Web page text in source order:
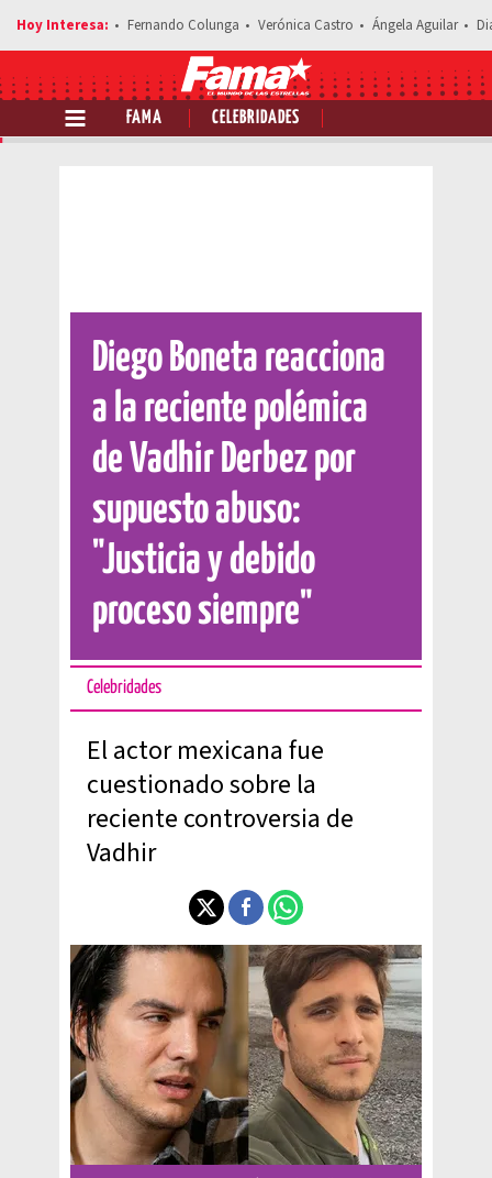
Fernando Colunga Verónica Castro Ángela Aguilar
FAMA CELEBRIDADES
Comparte esta noticia
Diego Boneta reacciona
a la reciente polémica
de Vadhir Derbez por
supuesto abuso:
"Justicia y debido
proceso siempre"
Celebridades
El actor mexicana fue
cuestionado sobre la
reciente controversia de
Vadhir